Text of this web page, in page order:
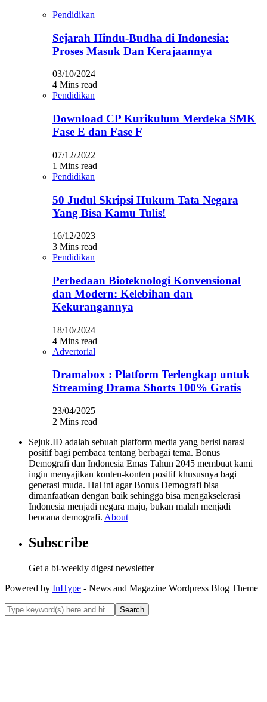
Pendidikan
Sejarah Hindu-Budha di Indonesia:
Proses Masuk Dan Kerajaannya
03/10/2024
4 Mins read
Pendidikan
Download CP Kurikulum Merdeka SMK
Fase E dan Fase F
07/12/2022
1 Mins read
Pendidikan
50 Judul Skripsi Hukum Tata Negara
Yang Bisa Kamu Tulis!
16/12/2023
3 Mins read
Pendidikan
Perbedaan Bioteknologi Konvensional
dan Modern: Kelebihan dan
Kekurangannya
18/10/2024
4 Mins read
Advertorial
Dramabox : Platform Terlengkap untuk
Streaming Drama Shorts 100% Gratis
23/04/2025
2 Mins read
Sejuk.ID adalah sebuah platform media yang berisi narasi
positif bagi pembaca tentang berbagai tema. Bonus
Demografi dan Indonesia Emas Tahun 2045 membuat kami
ingin menyajikan konten-konten positif khususnya bagi
generasi muda. Hal ini agar Bonus Demografi bisa
dimanfaatkan dengan baik sehingga bisa mengakselerasi
Indonesia menjadi negara maju, bukan malah menjadi
bencana demografi. About
Subscribe
Get a bi-weekly digest newsletter
Powered by InHype - News and Magazine Wordpress Blog Theme